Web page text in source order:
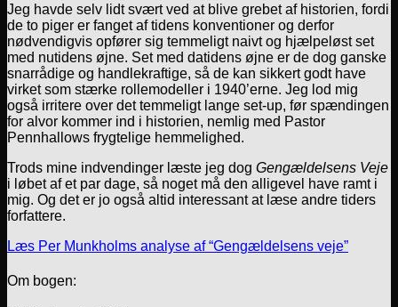
Jeg havde selv lidt svært ved at blive grebet af historien, fordi
de to piger er fanget af tidens konventioner og derfor
nødvendigvis opfører sig temmeligt naivt og hjælpeløst set
med nutidens øjne. Set med datidens øjne er de dog ganske
snarrådige og handlekraftige, så de kan sikkert godt have
virket som stærke rollemodeller i 1940’erne. Jeg lod mig
også irritere over det temmeligt lange set-up, før spændingen
for alvor kommer ind i historien, nemlig med Pastor
Pennhallows frygtelige hemmelighed.
Trods mine indvendinger læste jeg dog Gengældelsens Veje
i løbet af et par dage, så noget må den alligevel have ramt i
mig. Og det er jo også altid interessant at læse andre tiders
forfattere.
Læs Per Munkholms analyse af “Gengældelsens veje”
Om bogen: